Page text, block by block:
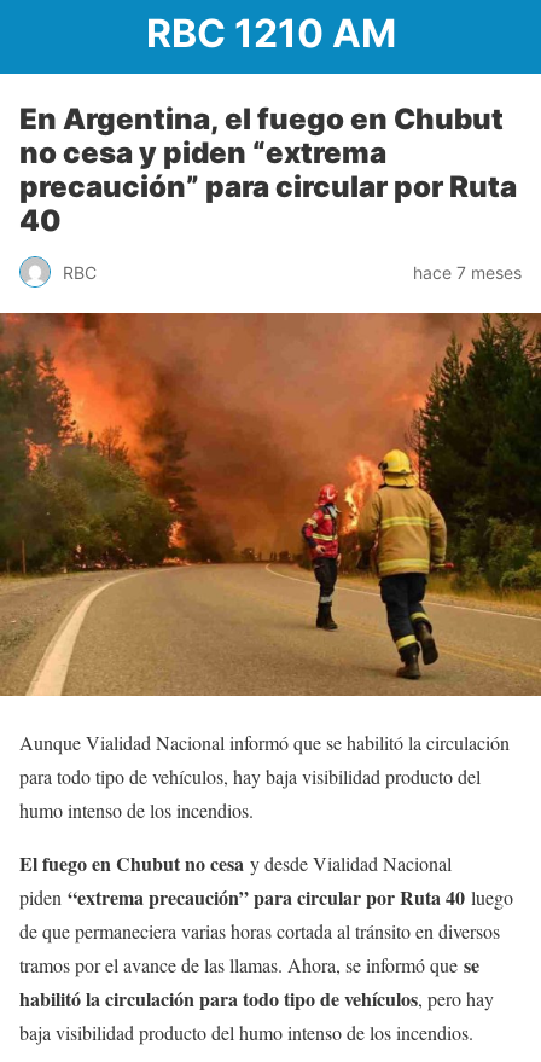
RBC 1210 AM
En Argentina, el fuego en Chubut
no cesa y piden “extrema
precaución” para circular por Ruta
40
RBC hace 7 meses
Aunque Vialidad Nacional informó que se habilitó la circulación
para todo tipo de vehículos, hay baja visibilidad producto del
humo intenso de los incendios.
El fuego en Chubut no cesa y desde Vialidad Nacional
piden “extrema precaución” para circular por Ruta 40 luego
de que permaneciera varias horas cortada al tránsito en diversos
tramos por el avance de las llamas. Ahora, se informó que se
habilitó la circulación para todo tipo de vehículos, pero hay
baja visibilidad producto del humo intenso de los incendios.